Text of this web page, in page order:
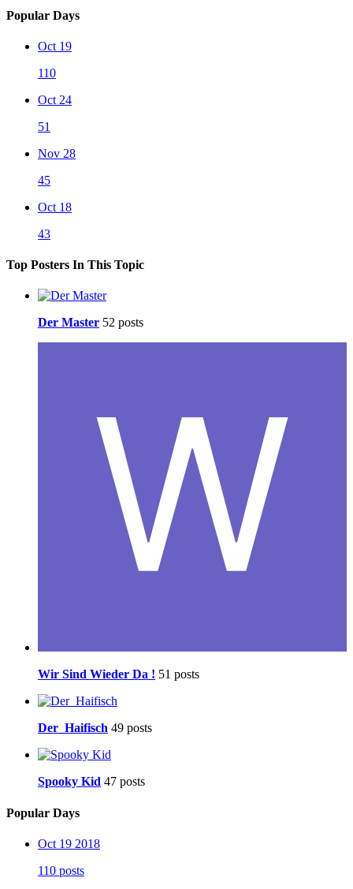
Popular Days
Oct 19
110
Oct 24
51
Nov 28
45
Oct 18
43
Top Posters In This Topic
Der Master 52 posts
Wir Sind Wieder Da ! 51 posts
Der_Haifisch 49 posts
Spooky Kid 47 posts
Popular Days
Oct 19 2018
110 posts